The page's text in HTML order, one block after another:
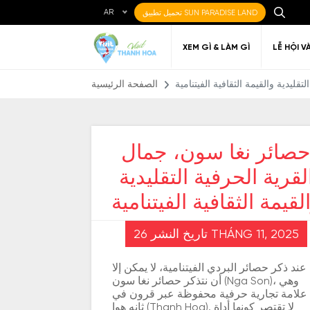
AR تحميل تطبيق SUN PARADISE LAND
XEM GÌ & LÀM GÌ LỄ HỘI
Điểm đến yêu thích Nghệ thuật
Ẩm thực Địa phương Địa điểm ăn uống
Về Thanh Hóa Đi đến Thanh Hóa
Di
الصفحة الرئيسية والقيمة الثقافية الفيتنامية
حصائر نغا سون، جمال
الحرفية التقليدية
الثقافية الفيتنامية
تاريخ النشر 26 THÁNG 11, 2025
عند ذكر حصائر البردي الفيتنامية، لا يمكن إلا
أن نتذكر حصائر نغا سون (Nga Son)، وهي
علامة تجارية حرفية محفوظة عبر قرون في
ثانه هوا (Thanh Hoa). لا تقتصر كونها أداة